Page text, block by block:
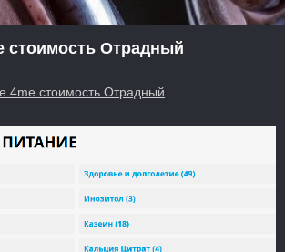
стоимость Отрадный
4me стоимость Отрадный